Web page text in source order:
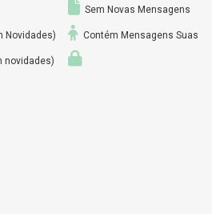
Novidades)
novidades)
Sem Novas Mensagens
Contém Mensagens Suas